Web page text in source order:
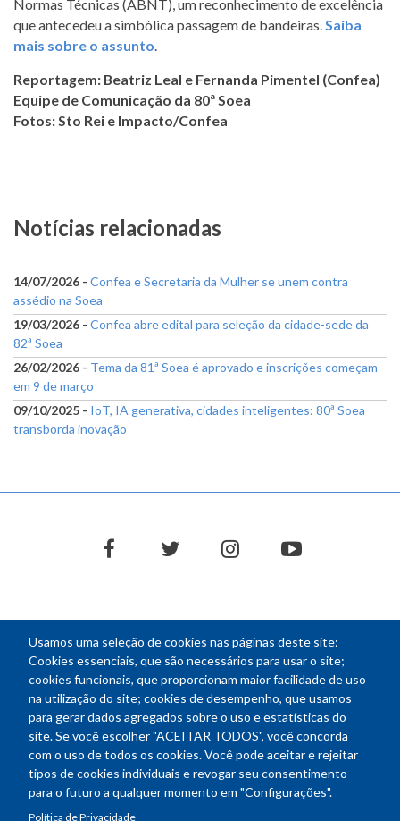
Usamos uma seleção de cookies nas páginas deste site:
Cookies essenciais, que são necessários para usar o site;
cookies funcionais, que proporcionam maior facilidade de uso
na utilização do site; cookies de desempenho, que usamos
para gerar dados agregados sobre o uso e estatísticas do
site. Se você escolher "ACEITAR TODOS", você concorda
com o uso de todos os cookies. Você pode aceitar e rejeitar
tipos de cookies individuais e revogar seu consentimento
para o futuro a qualquer momento em "Configurações".
Política de Privacidade
Normas Técnicas (ABNT), um reconhecimento de excelência
que antecedeu a simbólica passagem de bandeiras. Saiba
mais sobre o assunto
Reportagem: Beatriz Leal e Fernanda Pimentel (Confea)
Equipe de Comunicação da 80ª Soea
Fotos: Sto Rei e Impacto/Confea
Notícias relacionadas
14/07/2026 - Confea e Secretaria da Mulher se unem contra
assédio na Soea
19/03/2026 - Confea abre edital para seleção da cidade-sede da
82ª Soea
26/02/2026 - Tema da 81ª Soea é aprovado e inscrições começam
em 9 de março
09/10/2025 - IoT, IA generativa, cidades inteligentes: 80ª Soea
transborda inovação
facebooktwitter instagramyoutube
NEWSLETTER
Endereço: SEPN 508, Bloco A